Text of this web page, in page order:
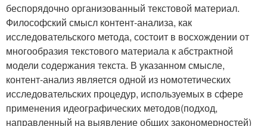
беспорядочно организованный текстовой материал.
Философский смысл контент-анализа, как
исследовательского метода, состоит в восхождении от
многообразия текстового материала к абстрактной
модели содержания текста. В указанном смысле,
контент-анализ является одной из номотетических
исследовательских процедур, используемых в сфере
применения идеографических методов(подход,
направленный на выявление общих закономерностей)